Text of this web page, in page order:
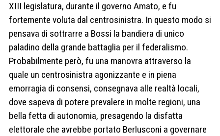
XIII legislatura, durante il governo Amato, e fu
fortemente voluta dal centrosinistra. In questo modo si
pensava di sottrarre a Bossi la bandiera di unico
paladino della grande battaglia per il federalismo.
Probabilmente però, fu una manovra attraverso la
quale un centrosinistra agonizzante e in piena
emorragia di consensi, consegnava alle realtà locali,
dove sapeva di potere prevalere in molte regioni, una
bella fetta di autonomia, presagendo la disfatta
elettorale che avrebbe portato Berlusconi a governare